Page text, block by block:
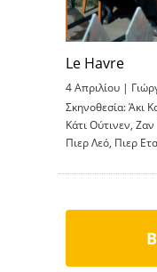
Le Havre
4 Απριλίου |
Σκηνοθεσία: Άκι
Κάτι Ούτινεν,
Πιερ Λεό, Πιερ